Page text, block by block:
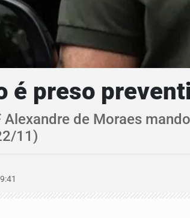
é preso
de Moraes
11)